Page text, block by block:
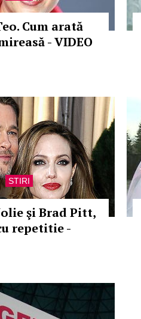
Cum arată
- VIDEO
STIRI
şi Brad Pitt,
repetitie -